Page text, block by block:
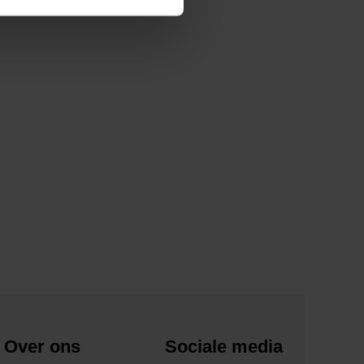
Over ons Sociale media